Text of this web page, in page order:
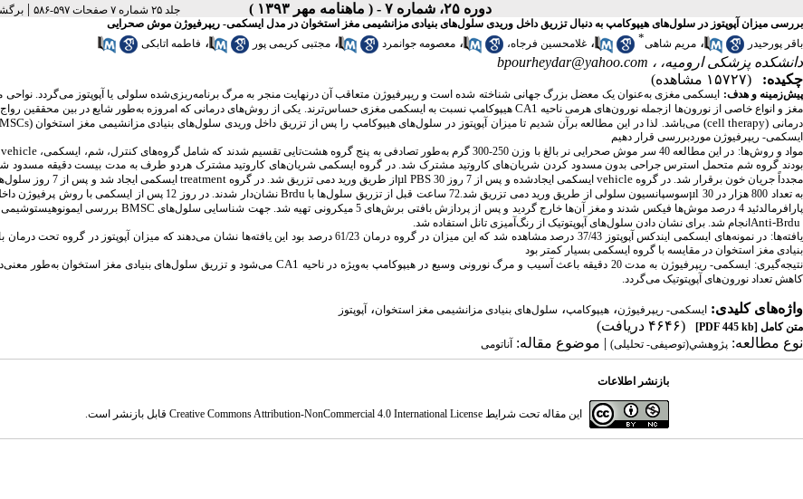
دوره ۲۵، شماره ۷ - ( ماهنامه مهر ۱۳۹۳ ) جلد ۲۵ شماره ۷ صفحات ۵۹۷-۵۸۶ |
بررسی میزان آپوپتوز در سلول‌های هیپوکامپ به دنبال تزریق داخل وریدی سلول‌های بنیادی مزانشیمی مغز استخوان در مدل ایسکمی- ریپرفیوژن موش صحرایی
باقر پورحیدر
، مریم شاهی* ، غلامحسین فرجاه، ، معصومه جوانمرد ، مجتبی کریمی پور ، فاطمه اتابکی
دانشکده پزشکی ارومیه، ، bpourheydar@yahoo.com
چکیده:
(۱۵۷۲۷ مشاهده)
پیش‌زمینه و هدف: ایسکمی مغزی به‌عنوان یک معضل بزرگ جهانی شناخته شده است و ریپرفیوژن متعاقب آن درنهایت منجر به مرگ برنامه‌ریزی‌شده سلولی یا آپوپتوز می‌گردد.
مغز و انواع خاصی از نورون‌ها ازجمله نورون‌های هرمی ناحیهCA1هیپوکامپ نسبت به ایسکمی مغزی حساس‌ترند. یکی از روش‌های درمانی که امروزه به‌طور شایع در بین محققین رواج
درمانی(cell therapy)می‌باشد. لذا در این مطالعه برآن شدیم تا میزان آپوپتوز در سلول‌های هیپوکامپ را پس از تزریق داخل وریدی سلول‌های بنیادی مزانشیمی مغز استخوان
ایسکمی- ریپرفیوژن موردبررسی قرار دهیم
مواد و روش‌ها: در این مطالعه 40 سر موش صحرایی نر بالغ با وزن 250-300 گرم به‌طور تصادفی به پنج گروه هشت‌تایی تقسیم شدند که شامل گروه‌های کنترل، شم، ایسکمی،
vehicle
بودند گروه شم متحمل استرس جراحی بدون مسدود کردن شریان‌های کاروتید مشترک شد. در گروه ایسکمی شریان‌های کاروتید مشترک هردو طرف به مدت بیست دقیقه مسدود
مجدداً جریان خون برقرار شد. در گروه vehicleایسکمی ایجادشده و پس از 7 روز 30 µl PBSاز طریق ورید دمی تزریق شد. در گروه treatmentایسکمی ایجاد شد و پس از 7 روز سلول‌های
به تعداد 800 هزار در 30 µlسوسپانسیون سلولی از طریق ورید دمی تزریق شد.72 ساعت قبل از تزریق سلول‌ها با Brdu
نشان‌دار شدند. در روز 12 پس از ایسکمی با روش
پارافرمالدئید 4 درصد موش‌ها فیکس شدند و مغز آن‌ها خارج گردید و پس از پردازش بافتی برش‌های 5 میکرونی تهیه شد. جهت شناسایی سلول‌های
BMSC بررسی ایمونوهیستوشیمی
Anti-Brduانجام شد. برای نشان دادن سلول‌های آپوپتوتیک از رنگ‌آمیزی تانل استفاده شد
یافته‌ها: در نمونه‌های ایسکمی ایندکس آپوپتوز 37/43 درصد مشاهده شد که این میزان در گروه درمان 61/23 درصد بود این یافته‌ها نشان می‌دهند که میزان آپوپتوز در
بنیادی مغز استخوان در مقایسه با گروه ایسکمی بسیار کمتر بود
نتیجه‌گیری: ایسکمی- ریپرفیوژن به مدت 20 دقیقه باعث آسیب و مرگ نورونی وسیع در هیپوکامپ به‌ویژه در ناحیه
CA1 می‌شود و تزریق سلول‌های بنیادی مغز استخوان به‌طور
کاهش تعداد نورون‌های آپوپتوتیک می‌گردد
واژه‌های کلیدی: ایسکمی- ریپرفیوژن، هیپوکامپ، سلول‌های بنیادی مزانشیمی مغز استخوان،آپوپتوز
متن کامل [PDF 445 kb]
(۴۶۴۶ دریافت)
نوع مطالعه: پژوهشي(توصیفی- تحلیلی) | موضوع مقاله:آناتومی
بازنشر اطلاعات
این مقاله تحت شرایط Creative Commons Attribution-NonCommercial 4.0 International Licenseقابل بازنشر است.